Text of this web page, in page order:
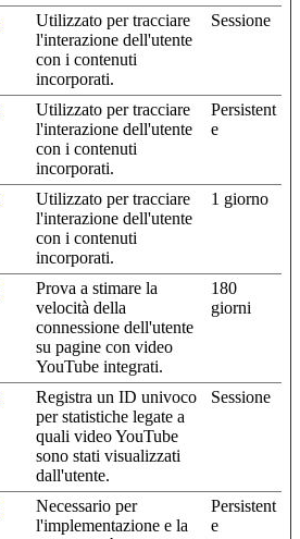
Utilizzato per tracciare
l'interazione dell'utente
con i contenuti
incorporati.
Sessione
Utilizzato per tracciare
l'interazione dell'utente
con i contenuti
incorporati.
Persistent
e
Utilizzato per tracciare
l'interazione dell'utente
con i contenuti
incorporati.
1 giorno
Prova a stimare la
velocità della
connessione dell'utente
su pagine con video
YouTube integrati.
180
giorni
Registra un ID univoco
per statistiche legate a
quali video YouTube
sono stati visualizzati
dall'utente.
Sessione
Necessario per
l'implementazione e la
Persistent
e